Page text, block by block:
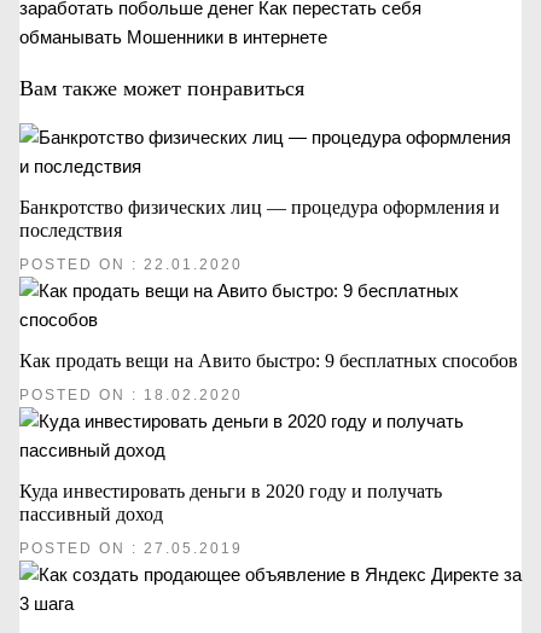
заработать побольше денег Как перестать себя
обманывать Мошенники в интернете
Вам также может понравиться
Банкротство физических лиц — процедура оформления и
последствия
POSTED ON : 22.01.2020
Как продать вещи на Авито быстро: 9 бесплатных способов
POSTED ON : 18.02.2020
Куда инвестировать деньги в 2020 году и получать
пассивный доход
POSTED ON : 27.05.2019